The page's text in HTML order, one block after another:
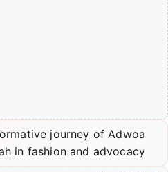
journey of Adwoa
in fashion and advocacy.